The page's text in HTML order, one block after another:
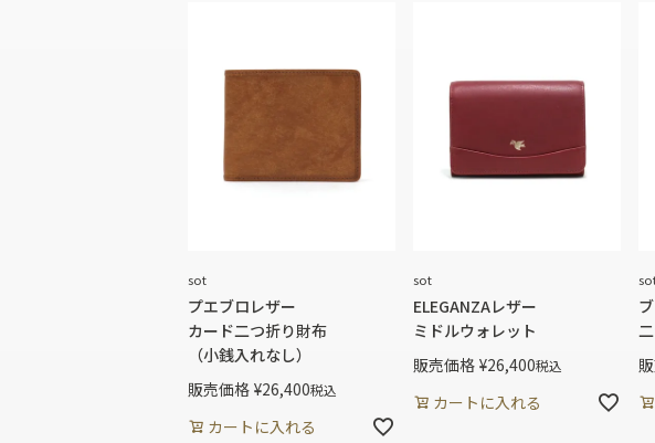
sot
プエブロレザー
カード二つ折り財布
（小銭入れなし）
販売価格 ¥26,400税込
カートに入れる
sot
ELEGANZAレザー
ミドルウォレット
販売価格 ¥26,400税込
カートに入れる